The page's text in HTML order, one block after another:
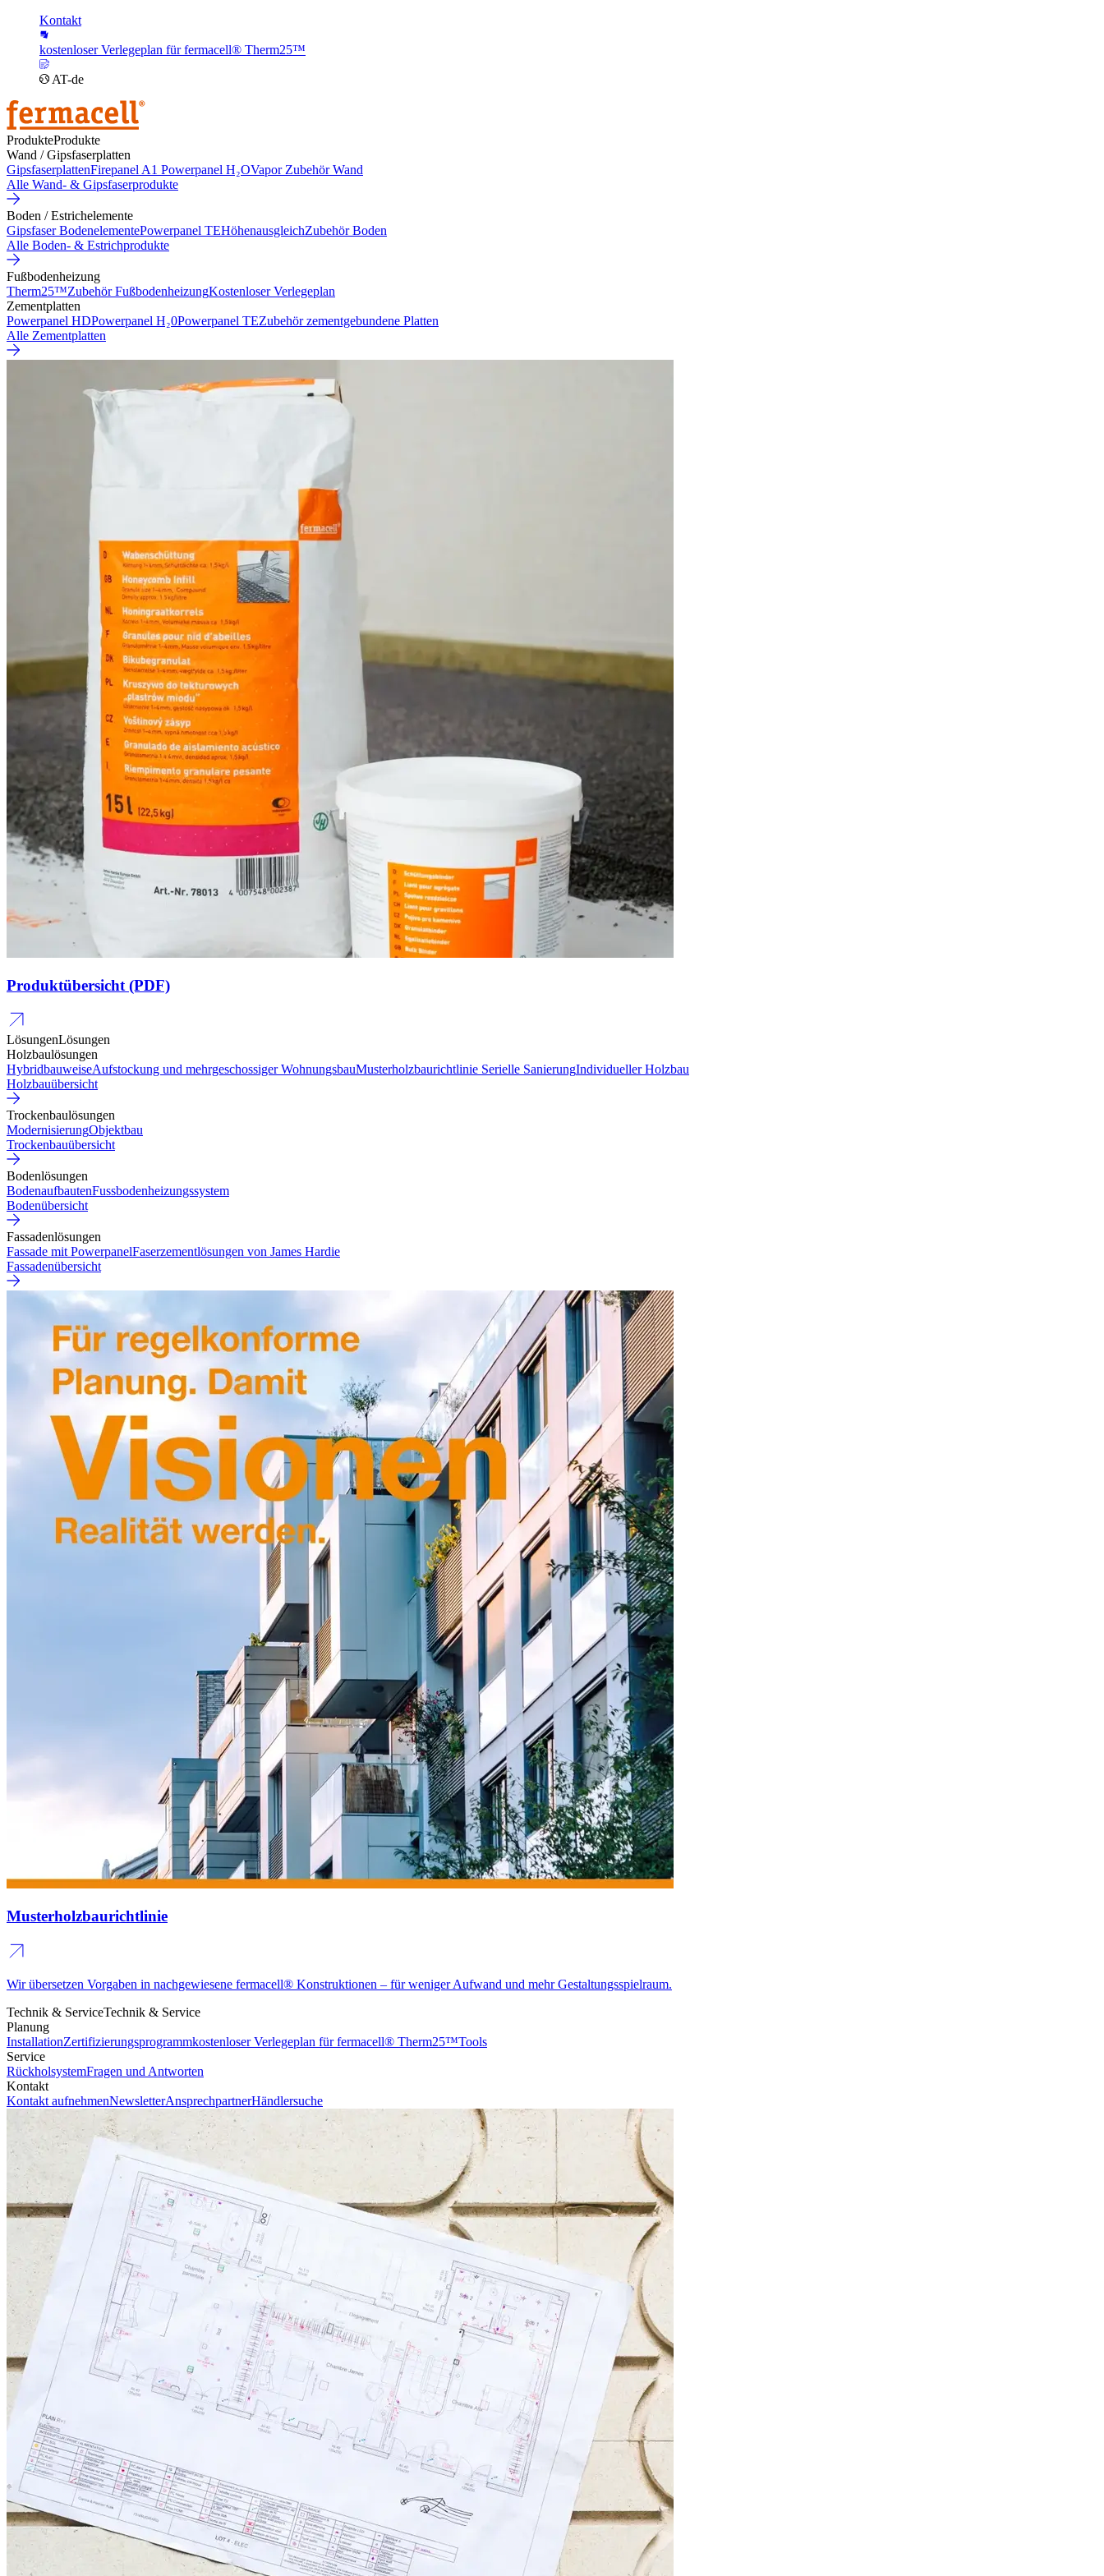
Kontakt
kostenloser Verlegeplan für fermacell® Therm25™
AT-de
ProdukteProdukte
Wand / Gipsfaserplatten
GipsfaserplattenFirepanel A1 Powerpanel H₂OVapor Zubehör Wand
Alle Wand- & Gipsfaserprodukte
Boden / Estrichelemente
Gipsfaser BodenelementePowerpanel TEHöhenausgleichZubehör Boden
Alle Boden- & Estrichprodukte
Fußbodenheizung
Therm25™Zubehör FußbodenheizungKostenloser Verlegeplan
Zementplatten
Powerpanel HDPowerpanel H₂0Powerpanel TEZubehör zementgebundene Platten
Alle Zementplatten
Produktübersicht (PDF)
LösungenLösungen
Holzbaulösungen
HybridbauweiseAufstockung und mehrgeschossiger WohnungsbauMusterholzbaurichtlinie Serielle SanierungIndividueller Holzbau
Holzbauübersicht
Trockenbaulösungen
ModernisierungObjektbau
Trockenbauübersicht
Bodenlösungen
BodenaufbautenFussbodenheizungssystem
Bodenübersicht
Fassadenlösungen
Fassade mit PowerpanelFaserzementlösungen von James Hardie
Fassadenübersicht
Musterholzbaurichtlinie
Wir übersetzen Vorgaben in nachgewiesene fermacell® Konstruktionen – für weniger Aufwand und mehr Gestaltungsspielraum.
Technik & ServiceTechnik & Service
Planung
InstallationZertifizierungsprogrammkostenloser Verlegeplan für fermacell® Therm25™Tools
Service
RückholsystemFragen und Antworten
Kontakt
Kontakt aufnehmenNewsletterAnsprechpartnerHändlersuche